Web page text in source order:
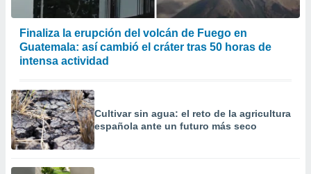
Finaliza la erupción del volcán de Fuego en
Guatemala: así cambió el cráter tras 50 horas de
intensa actividad
Cultivar sin agua: el reto de la agricultura
española ante un futuro más seco